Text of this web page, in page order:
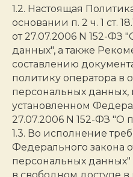
1.2. Настоящая
основании п. 2 ч. 1 ст.
от 27.07.2006 N 152-ФЗ
данных", а также
составлению
политику оператора в
персональных данных,
установленном
27.07.2006 N 152-ФЗ "О
1.3. Во исполнение
Федерального закона
персональных данных"